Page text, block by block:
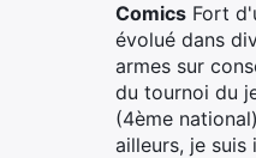
Comics Fort
évolué dans
armes sur
du tournoi du
(4ème
ailleurs, je